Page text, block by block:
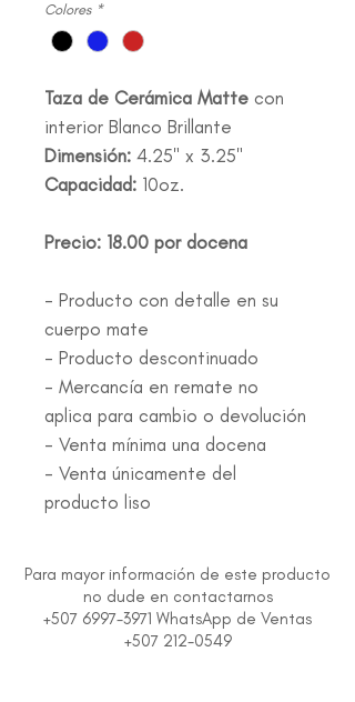
Colores *
Taza de Cerámica Matte con
interior Blanco Brillante
Dimensión: 4.25" x 3.25"
Capacidad: 10oz.
Precio: 18.00 por docena
- Producto con detalle en su
cuerpo mate
- Producto descontinuado
- Mercancía en remate no
aplica para cambio o devolución
- Venta mínima una docena
- Venta únicamente del
producto liso
Para mayor información de este producto
no dude en contactarnos
+507 6997-3971 WhatsApp de Ventas
+507 212-0549